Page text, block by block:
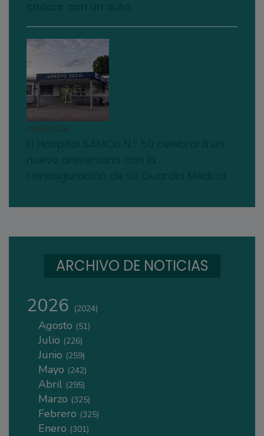
03/08/2026
ARCHIVO DE NOTICIAS
2026 (2024)
Agosto (51)
Julio (226)
Junio (259)
Mayo (242)
Abril (295)
Marzo (325)
Febrero (325)
Enero (301)